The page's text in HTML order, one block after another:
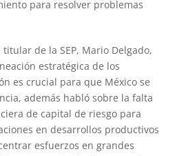
para resolver problemas
de la SEP, Mario Delgado,
estratégica de los
es crucial para que México se
además habló sobre la falta
de capital de riesgo para
en desarrollos productivos
esfuerzos en grandes